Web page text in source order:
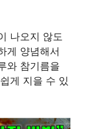
나오지 않도
게 양념해서
와 참기름을
게 지을 수 있